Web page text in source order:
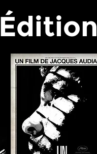
Édition